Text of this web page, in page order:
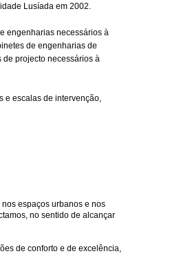
Lusíada em 2002.
engenharias necessários à
de engenharias de
projecto necessários à
e escalas de intervenção,
espaços urbanos e nos
no sentido de alcançar
de conforto e de excelência,